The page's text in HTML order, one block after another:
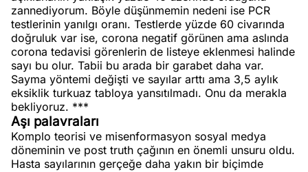
zannediyorum. Böyle düşünmemin nedeni ise PCR
testlerinin yanılgı oranı. Testlerde yüzde 60 civarında
doğruluk var ise, corona negatif görünen ama aslında
corona tedavisi görenlerin de listeye eklenmesi halinde
sayı bu olur. Tabii bu arada bir garabet daha var.
Sayma yöntemi değişti ve sayılar arttı ama 3,5 aylık
eksiklik turkuaz tabloya yansıtılmadı. Onu da merakla
bekliyoruz. ***
Aşı palavraları
Komplo teorisi ve misenformasyon sosyal medya
döneminin ve post truth çağının en önemli unsuru oldu.
Hasta sayılarının gerçeğe daha yakın bir biçimde